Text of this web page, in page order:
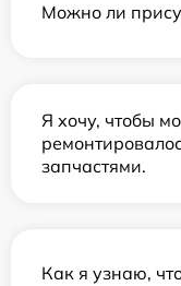
Можно ли
Я хочу, чтобы
запчастями.
Как я узнаю,